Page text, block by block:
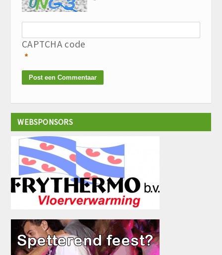
CAPTCHA code
*
WEBSPONSORS